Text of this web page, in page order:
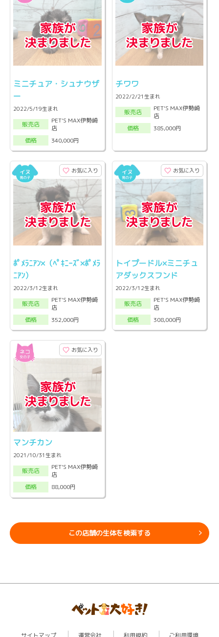
ミニチュア・シュナウザ
ー
2022/5/19生まれ
販売店
PET'S MAX伊勢崎
店
価格
340,000円
チワワ
2022/2/21生まれ
販売店
PET'S MAX伊勢崎
店
価格
385,000円
お気に入り
ﾎﾟﾒﾗﾆｱﾝ×（ﾍﾟｷﾆｰｽﾞ×ﾎﾟﾒﾗ
ﾆｱﾝ）
2022/3/12生まれ
販売店
PET'S MAX伊勢崎
店
価格
352,000円
お気に入り
トイプードル×ミニチュ
アダックスフンド
2022/3/12生まれ
販売店
PET'S MAX伊勢崎
店
価格
308,000円
お気に入り
マンチカン
2021/10/31生まれ
販売店
PET'S MAX伊勢崎
店
価格
88,000円
この店舗の生体を検索する
サイトマップ 運営会社 利用規約 ご利用環境